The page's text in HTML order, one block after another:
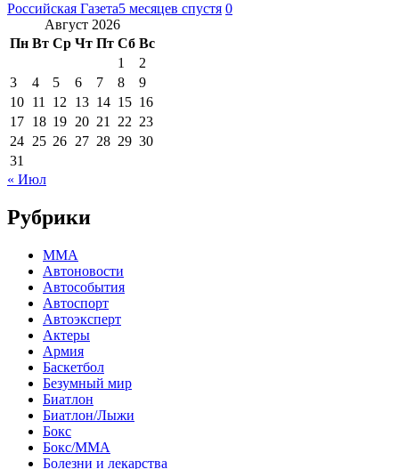
Российская Газета5 месяцев спустя 0
Август 2026
Пн Вт Ср Чт Пт Сб Вс
1
2
3
4 5 6 7 8
9
10 11 12 13 14 15 16
17 18 19 20 21 22 23
24 25 26 27 28 29 30
31
« Июл
Рубрики
MMA
Автоновости
Автособытия
Автоспорт
Автоэксперт
Актеры
Армия
Баскетбол
Безумный мир
Биатлон
Биатлон/Лыжи
Бокс
Бокс/MMA
Болезни и лекарства